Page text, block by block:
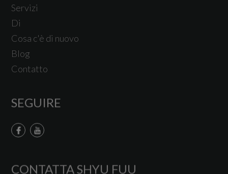
Servizi
Di
Cosa c'è di nuovo
Blog
Contatto
SEGUIRE
CONTATTA SHYU FUU